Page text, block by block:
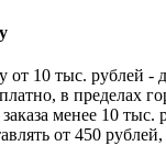
от 10 тыс. рублей -
в пределах
менее 10 тыс.
от 450